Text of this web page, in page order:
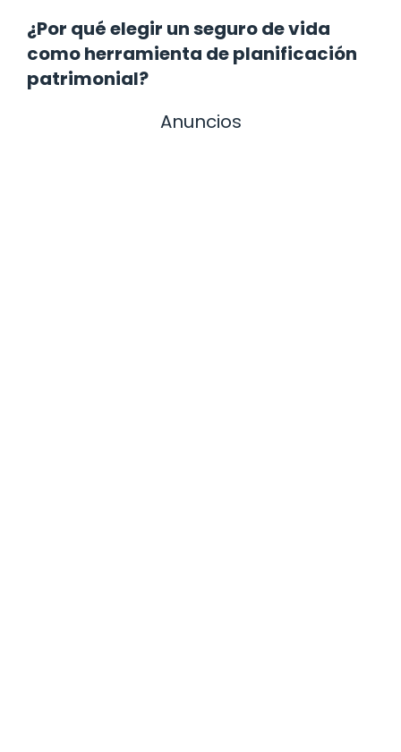
¿Por qué elegir un seguro de vida
como herramienta de planificación
patrimonial?
Anuncios